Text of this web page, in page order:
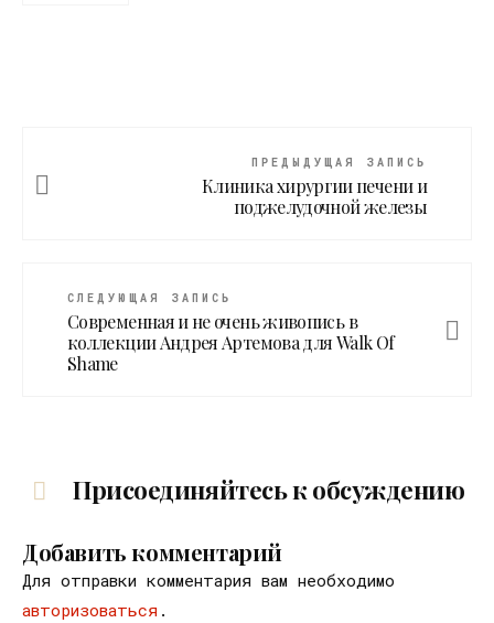
ПРЕДЫДУЩАЯ ЗАПИСЬ
Клиника хирургии печени и
поджелудочной железы
СЛЕДУЮЩАЯ ЗАПИСЬ
Современная и не очень живопись в
коллекции Андрея Артемова для Walk Of
Shame
Присоединяйтесь к обсуждению
Добавить комментарий
Для отправки комментария вам необходимо
авторизоваться .